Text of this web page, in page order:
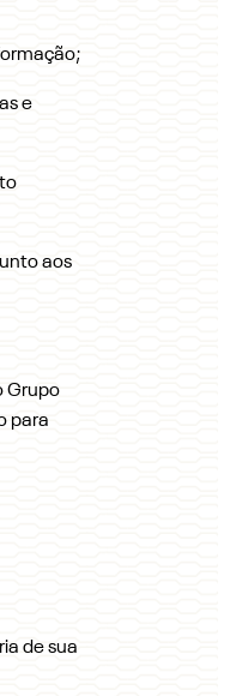
e
aos
Grupo
para
de sua